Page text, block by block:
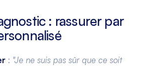
: rassurer par
: "Je ne suis pas sûr que ce soit